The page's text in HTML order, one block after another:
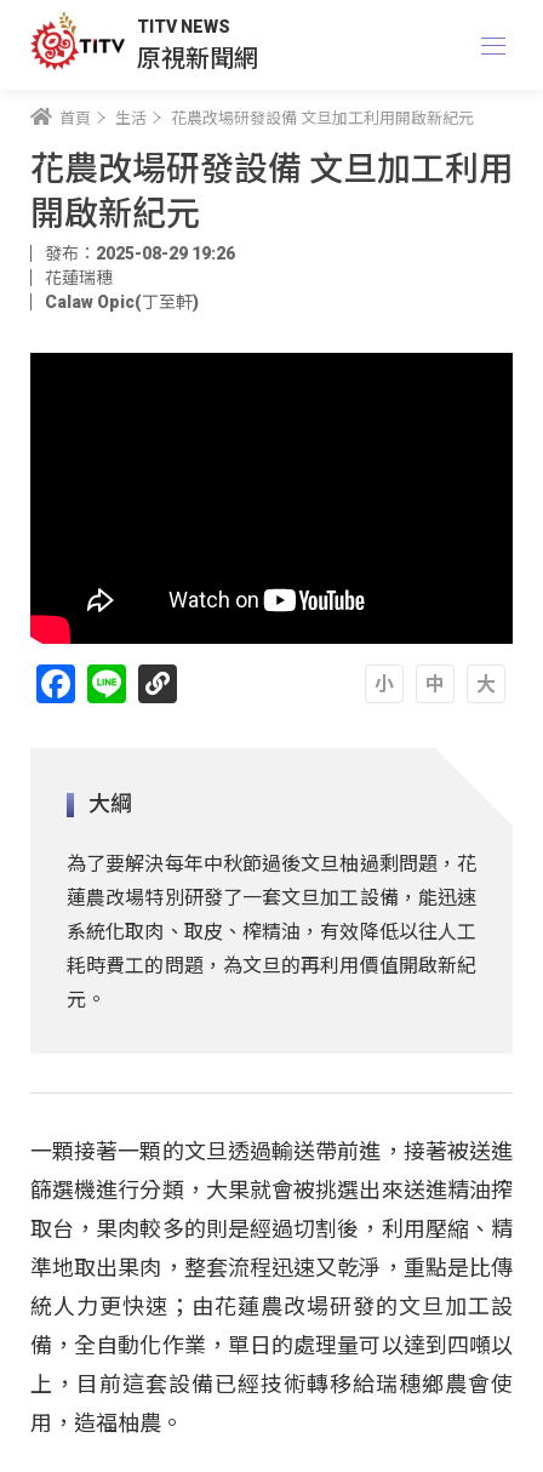
TITV NEWS
原視新聞網
首頁 生活 花農改場研發設備 文旦加工利用開啟新紀元
花農改場研發設備 文旦加工利用
開啟新紀元
發布：2025-08-29 19:26
花蓮瑞穗
Calaw Opic(丁至軒)
Facebook
Line
大綱
為了要解決每年中秋節過後文旦柚過剩問題，花
蓮農改場特別研發了一套文旦加工設備，能迅速
系統化取肉、取皮、榨精油，有效降低以往人工
耗時費工的問題，為文旦的再利用價值開啟新紀
元。
一顆接著一顆的文旦透過輸送帶前進，接著被送進
篩選機進行分類，大果就會被挑選出來送進精油搾
取台，果肉較多的則是經過切割後，利用壓縮、精
準地取出果肉，整套流程迅速又乾淨，重點是比傳
統人力更快速；由花蓮農改場研發的文旦加工設
備，全自動化作業，單日的處理量可以達到四噸以
上，目前這套設備已經技術轉移給瑞穗鄉農會使
用，造福柚農。